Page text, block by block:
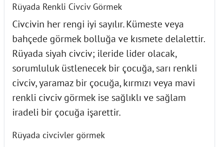
Rüyada Renkli Civciv Görmek
Civcivin her rengi iyi sayılır. Kümeste veya
bahçede görmek bolluğa ve kısmete delalettir.
Rüyada siyah civciv; ileride lider olacak,
sorumluluk üstlenecek bir çocuğa, sarı renkli
civciv, yaramaz bir çocuğa, kırmızı veya mavi
renkli civciv görmek ise sağlıklı ve sağlam
iradeli bir çocuğa işarettir.
Rüyada civcivler görmek